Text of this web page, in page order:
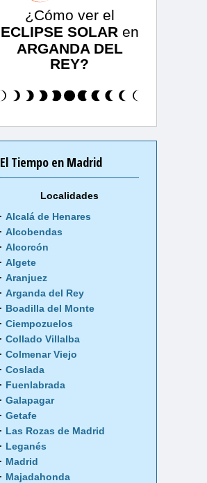
¿Cómo ver el
ECLIPSE SOLAR en
ARGANDA DEL
REY?
El Tiempo en Madrid
Localidades
Alcalá de Henares
Alcobendas
Alcorcón
Algete
Aranjuez
Arganda del Rey
Boadilla del Monte
Ciempozuelos
Collado Villalba
Colmenar Viejo
Coslada
Fuenlabrada
Galapagar
Getafe
Las Rozas de Madrid
Leganés
Madrid
Majadahonda